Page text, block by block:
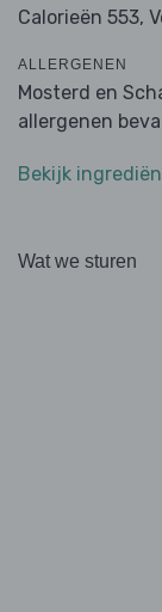
Calorieën 553,
ALLERGENEN
Mosterd en
allergenen
Bekijk
Wat we sturen